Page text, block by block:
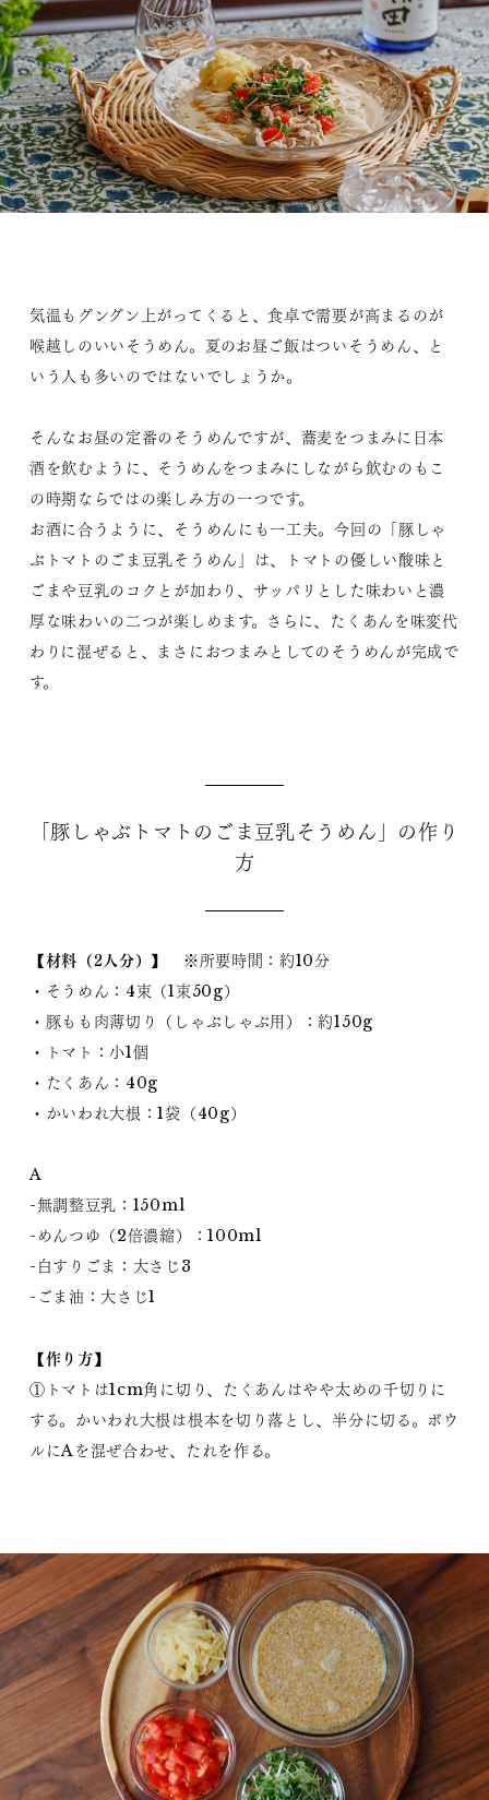
気温もグングン上がってくると、食卓で需要が高まるのが
喉越しのいいそうめん。夏のお昼ご飯はついそうめん、と
いう人も多いのではないでしょうか。
そんなお昼の定番のそうめんですが、蕎麦をつまみに日本
酒を飲むように、そうめんをつまみにしながら飲むのもこ
の時期ならではの楽しみ方の一つです。
お酒に合うように、そうめんにも一工夫。今回の「豚しゃ
ぶトマトのごま豆乳そうめん」は、トマトの優しい酸味と
ごまや豆乳のコクとが加わり、サッパリとした味わいと濃
厚な味わいの二つが楽しめます。さらに、たくあんを味変代
わりに混ぜると、まさにおつまみとしてのそうめんが完成で
す。
「豚しゃぶトマトのごま豆乳そうめん」の作り
方
【材料（2人分）】
※所要時間：約10分
・そうめん：4束（1束50g）
・豚もも肉薄切り（しゃぶしゃぶ用）：約150g
・トマト：小1個
・たくあん：40g
・かいわれ大根：1袋（40g）
A
-無調整豆乳：150ml
-めんつゆ（2倍濃縮）：100ml
-白すりごま：大さじ3
-ごま油：大さじ1
【作り方】
①トマトは1cm角に切り、たくあんはやや太めの千切りに
する。かいわれ大根は根本を切り落とし、半分に切る。ボウ
ルにAを混ぜ合わせ、たれを作る。